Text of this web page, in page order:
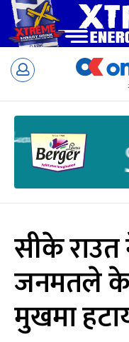
Skip
सीके
जनमतले
मुखमा